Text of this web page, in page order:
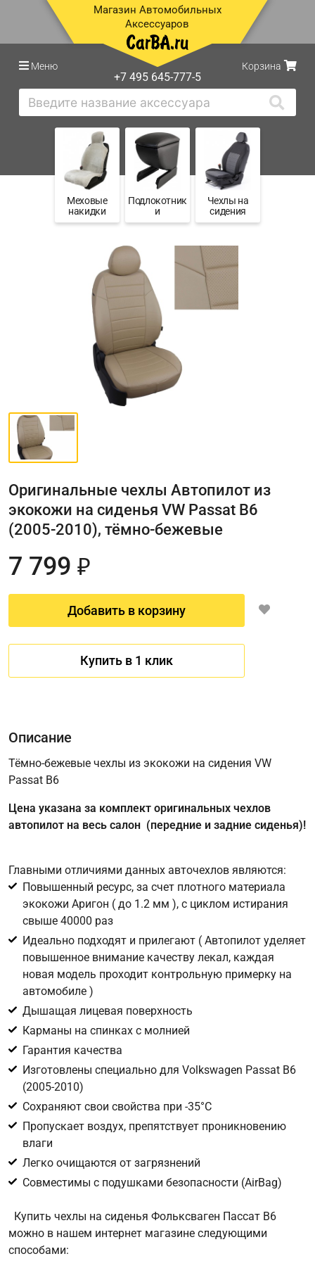
Магазин Автомобильных
Аксессуаров
Меню
+7 495 645-777-5
Корзина
Меховые
накидки
Подлокотник
и
Чехлы на
сидения
Оригинальные чехлы Автопилот из
экокожи на сиденья VW Passat B6
(2005-2010), тёмно-бежевые
7 799 ₽
Добавить в корзину
Купить в 1 клик
Имя
Соглашение об обработке персональных данных
Для подтверждения своего согласия на обработку ваших
персональных данных в целях исполнения запроса введите
в поле ниже цифру
Цифра с картинки
Описание
Тёмно-бежевые чехлы из экокожи на сидения VW
Passat B6
Цена указана за комплект оригинальных чехлов
автопилот на весь салон (передние и задние сиденья)!
Главными отличиями данных авточехлов являются:
Повышенный ресурс, за счет плотного материала
экокожи Аригон ( до 1.2 мм ), с циклом истирания
свыше 40000 раз
Идеально подходят и прилегают ( Автопилот уделяет
повышенное внимание качеству лекал, каждая
новая модель проходит контрольную примерку на
автомобиле )
Дышащая лицевая поверхность
Карманы на спинках с молнией
Гарантия качества
Изготовлены специально для Volkswagen Passat B6
(2005-2010)
Сохраняют свои свойства при -35°С
Пропускает воздух, препятствует проникновению
влаги
Легко очищаются от загрязнений
Совместимы с подушками безопасности (AirBag)
Купить чехлы на сиденья Фольксваген Пассат В6
можно в нашем интернет магазине следующими
способами: